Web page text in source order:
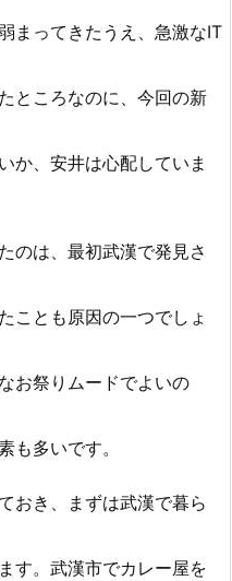
まってきたうえ、急激なIT
ところなのに、今回の新
か、安井は心配していま
のは、最初武漢で発見さ
ことも原因の一つでしょ
お祭りムードでよいの
も多いです。
おき、まずは武漢で暮ら
す。武漢市でカレー屋を